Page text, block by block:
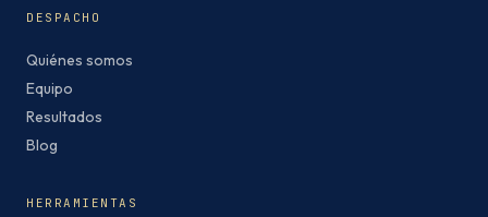
DESPACHO
Quiénes somos
Equipo
Resultados
Blog
HERRAMIENTAS